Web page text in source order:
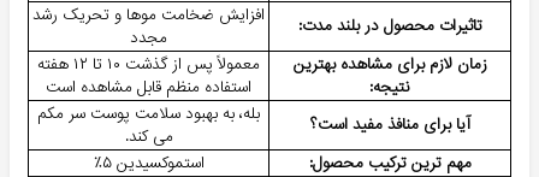
تاثیرات محصول در بلند مدت:
افزایش ضخامت موها و تحریک رشد
مجدد
زمان لازم برای مشاهده بهترین
نتیجه:
معمولاً پس از گذشت ۱۰ تا ۱۲ هفته
استفاده منظم قابل مشاهده است
آیا برای منافذ مفید است؟
بله، به بهبود سلامت پوست سر مکم
می کند.
مهم ترین ترکیب محصول:
استموکسیدین ۵٪